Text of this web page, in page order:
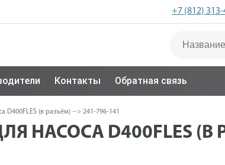
+7 (812)
Контакты Обратная связь
D400FLES (в разъём) --> 241-796-141
НАСОСА D400FLES